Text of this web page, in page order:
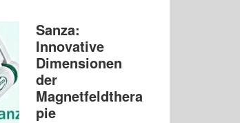
Sanza:
Innovative
Dimensionen
der
Magnetfeldthera
pie